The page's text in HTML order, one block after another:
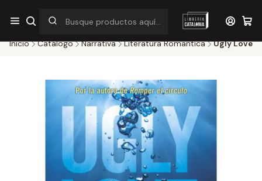
¡Por pocos días! Despacho a $1.000 en RM por compras sobre
$38.000
Inicio Catálogo Narrativa Literatura Romantica Ugly Love